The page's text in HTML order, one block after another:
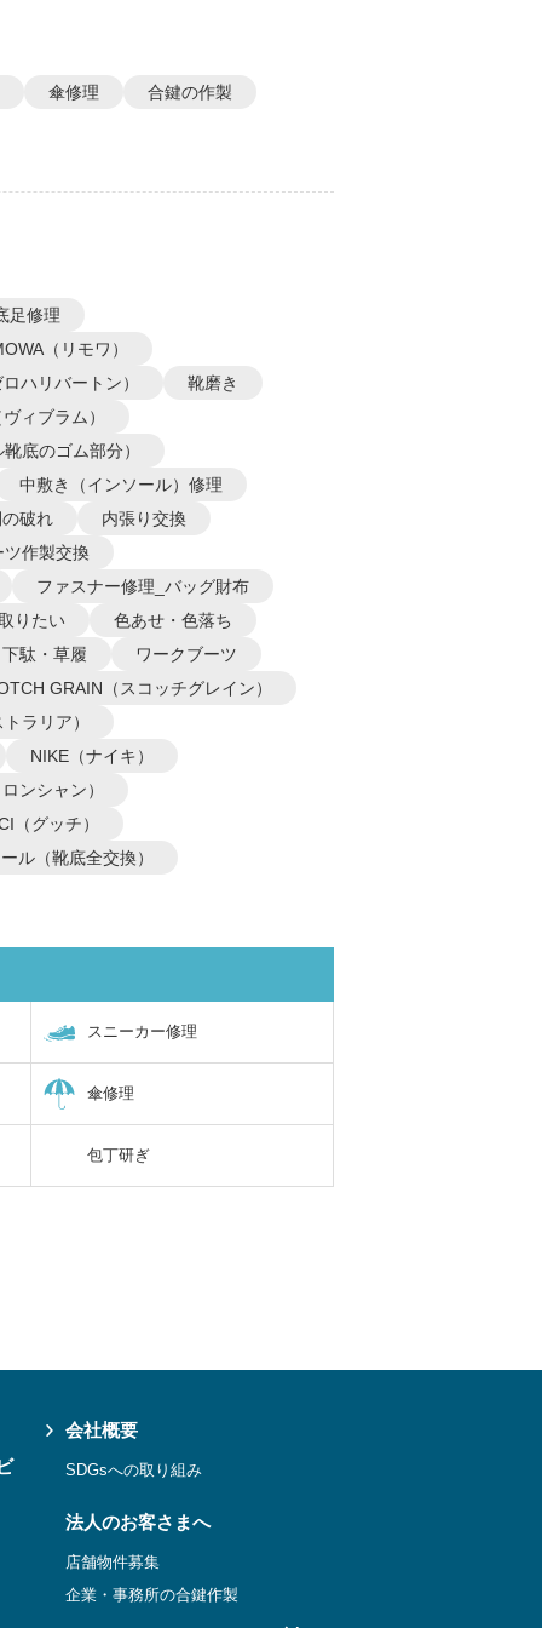
傘修理
合鍵の作製
足修理
（リモワ）
ハリバートン）
靴磨き
ィブラム）
底のゴム部分）
中敷き（インソール）修理
破れ
内張り交換
ツ作製交換
ファスナー修理_バッグ財布
りたい
色あせ・色落ち
下駄・草履
ワークブーツ
GRAIN（スコッチグレイン）
ラリア）
NIKE（ナイキ）
ンシャン）
（グッチ）
ル（靴底全交換）
スニーカー修理
傘修理
包丁研ぎ
会社概要
SDGsへの取り組み
法人のお客さまへ
店舗物件募集
企業・事務所の合鍵作製